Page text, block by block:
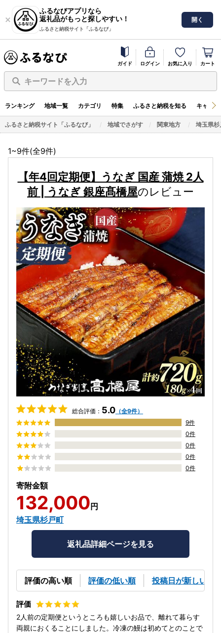
ふるなびアプリなら
返礼品がもっと探しやすい！
ふるさと納税サイト「ふるなび」
開く
ガイド ログイン お気に入り カート
キーワードを入力
ランキング 地域一覧 カテゴリ 特集 ふるさと納税を知る キャン
ふるさと納税サイト「ふるなび」 地域でさがす 関東地方 埼玉県杉
1~9件(全9件)
【年4回定期便】うなぎ 国産 蒲焼 2人
前 | うなぎ 銀座髙橋屋のレビュー
総合評価： 5.0 （全9件）
9件
0件
0件
0件
0件
寄附金額
132,000 円
埼玉県杉戸町
返礼品詳細ページを見る
評価の高い順 評価の低い順 投稿日が新しい順
2人前の定期便というところも嬉しいお品で、離れて暮らす
両親におくることにしました。冷凍の鰻は初めてとのことで